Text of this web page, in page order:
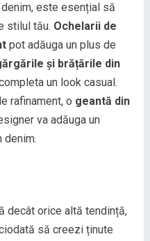
este esențial să
stilul tău. Ochelarii de
pot adăuga un plus de
și brățările din
un look casual.
rafinament, o geantă din
va adăuga un
denim.
decât orice altă tendință,
să creezi ținute